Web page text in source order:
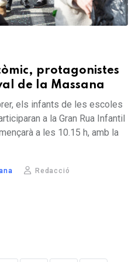
protagonistes
de la Massana
els infants de les escoles
a la Gran Rua Infantil
a les 10.15 h, amb la
Redacció